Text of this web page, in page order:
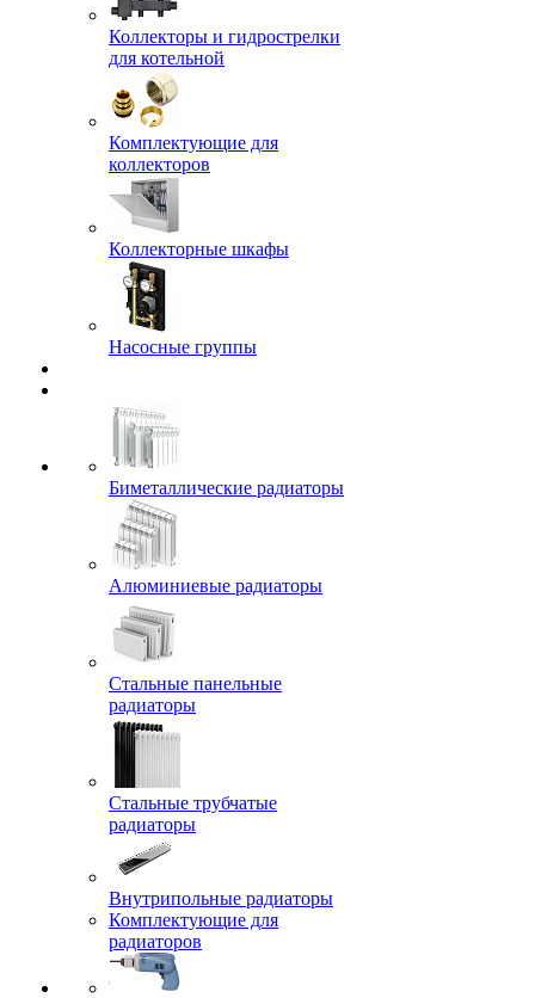
Коллекторы и гидрострелки
для котельной
Комплектующие для
коллекторов
Коллекторные шкафы
Насосные группы
Биметаллические радиаторы
Алюминиевые радиаторы
Стальные панельные
радиаторы
Стальные трубчатые
радиаторы
Внутрипольные радиаторы
Комплектующие для
радиаторов